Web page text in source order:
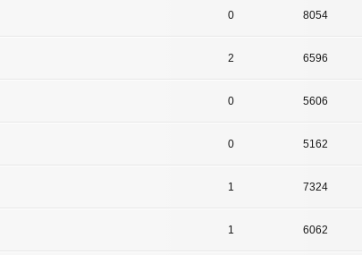
0 8054
2 6596
0 5606
0 5162
1 7324
1 6062